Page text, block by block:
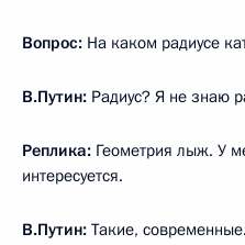
Вопрос: На каком радиусе
В.Путин: Радиус? Я не знаю
Реплика: Геометрия лыж. У
интересуется.
В.Путин: Такие, современные.